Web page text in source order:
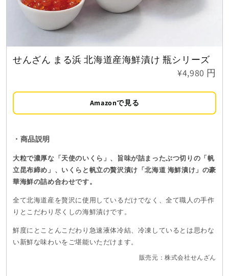
せんざん まる浜 北海道産海鮮漬け 瓶シリーズ
¥4,980 円
Amazonで見る
・商品説明
大粒で濃厚な「天使のいくら」、旨味が詰まったぶつ切りの「帆
立昆布締め」、いくらと帆立の贅沢漬け「北海道 海鮮漬け」の豪
華海鮮の詰め合わせです。
全て北海道産を贅沢に使用しているだけでなく、全て職人の手作
りとこだわり尽くしの海鮮漬けです。
鮮度にとことんこだわり急速液体冷結、冷凍しているとは思わな
い新鮮な味わいをご堪能いただけます。
販売元：株式会社せんざん